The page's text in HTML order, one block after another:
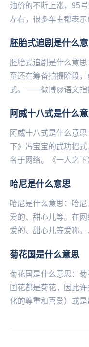
油价的不断上涨，95
左右，很多车主都表
胚胎式追剧是什么
胚胎式追剧是什么意
至还在筹备拍摄阶段
式。——微博@语文指
阿威十八式是什么
阿威十八式是什么意
下》冯宝宝的武功招
名于网络。《一人之
​哈尼是什么意思
哈尼是什么意思：哈
爱的、甜心儿等。在
爱的、甜心儿等爱称。
菊花国是什么意思
菊花国是什么意思：
国花都是菊花，因此
化的尊重和喜爱）或